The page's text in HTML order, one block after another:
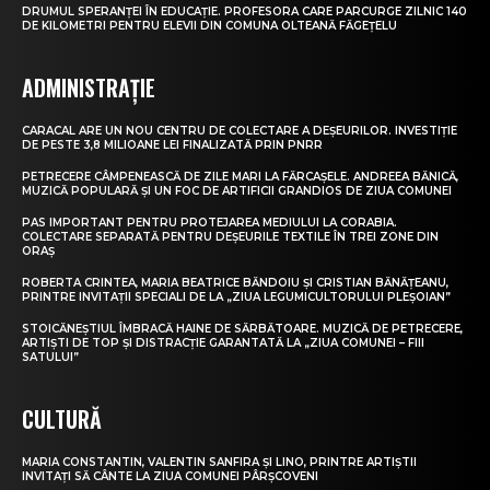
DRUMUL SPERANȚEI ÎN EDUCAȚIE. PROFESORA CARE PARCURGE ZILNIC 140
DE KILOMETRI PENTRU ELEVII DIN COMUNA OLTEANĂ FĂGEȚELU
ADMINISTRAȚIE
CARACAL ARE UN NOU CENTRU DE COLECTARE A DEȘEURILOR. INVESTIȚIE
DE PESTE 3,8 MILIOANE LEI FINALIZATĂ PRIN PNRR
PETRECERE CÂMPENEASCĂ DE ZILE MARI LA FĂRCAȘELE. ANDREEA BĂNICĂ,
MUZICĂ POPULARĂ ȘI UN FOC DE ARTIFICII GRANDIOS DE ZIUA COMUNEI
PAS IMPORTANT PENTRU PROTEJAREA MEDIULUI LA CORABIA.
COLECTARE SEPARATĂ PENTRU DEȘEURILE TEXTILE ÎN TREI ZONE DIN
ORAȘ
ROBERTA CRINTEA, MARIA BEATRICE BĂNDOIU ȘI CRISTIAN BĂNĂȚEANU,
PRINTRE INVITAȚII SPECIALI DE LA „ZIUA LEGUMICULTORULUI PLEȘOIAN”
STOICĂNEȘTIUL ÎMBRACĂ HAINE DE SĂRBĂTOARE. MUZICĂ DE PETRECERE,
ARTIȘTI DE TOP ȘI DISTRACȚIE GARANTATĂ LA „ZIUA COMUNEI – FIII
SATULUI”
CULTURĂ
MARIA CONSTANTIN, VALENTIN SANFIRA ȘI LINO, PRINTRE ARTIȘTII
INVITAȚI SĂ CÂNTE LA ZIUA COMUNEI PÂRȘCOVENI